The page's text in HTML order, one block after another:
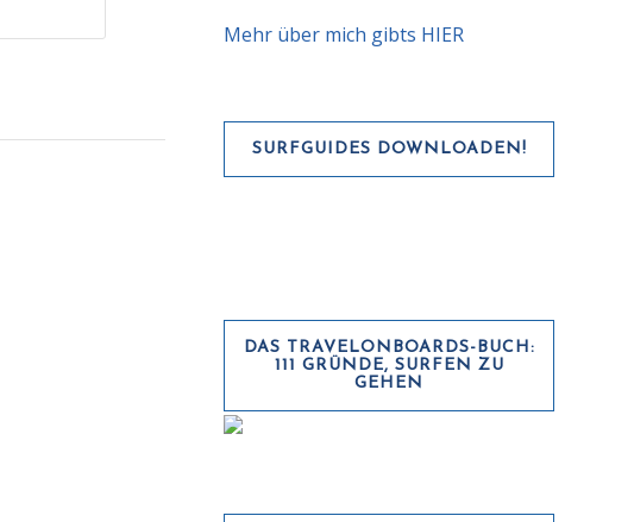
Mehr über mich gibts HIER
SURFGUIDES DOWNLOADEN!
DAS TRAVELONBOARDS-BUCH:
111 GRÜNDE, SURFEN ZU
GEHEN